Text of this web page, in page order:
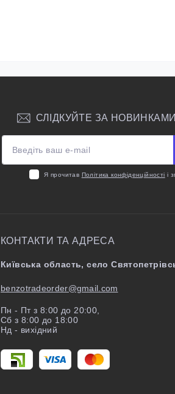
СЛІДКУЙТЕ ЗА
Я прочитав Політика конфіденційності і
КОНТАКТИ ТА АДРЕСА
Київська область, село
benzotradeorder@gmail.com
Пн - Пт з 8:00 до 20:00,
Сб з 8:00 до 18:00
Нд - вихідний